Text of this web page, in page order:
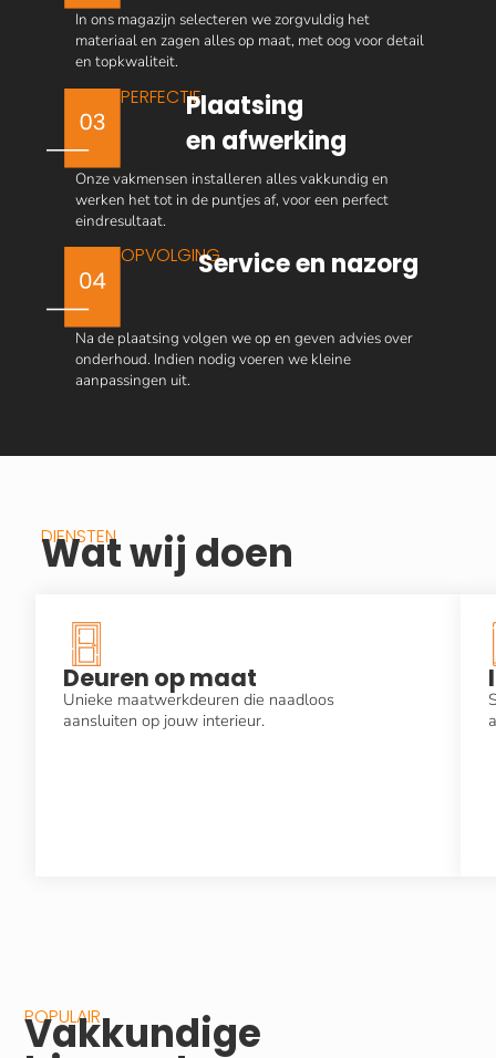
In ons magazijn selecteren we zorgvuldig het
materiaal en zagen alles op maat, met oog voor detail
en topkwaliteit.
PERFECTIEPlaatsing
en afwerking
Onze vakmensen installeren alles vakkundig en
werken het tot in de puntjes af, voor een perfect
eindresultaat.
OPVOLGINGService en nazorg
Na de plaatsing volgen we op en geven advies over
onderhoud. Indien nodig voeren we kleine
aanpassingen uit.
DIENSTEN
Wat wij doen
Deuren op maat
Unieke maatwerkdeuren die naadloos
aansluiten op jouw interieur.
POPULAIR
Vakkundige